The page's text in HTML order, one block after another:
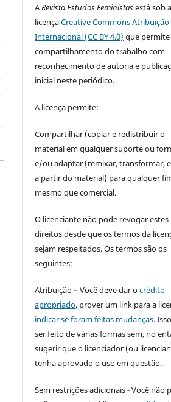
ARevista Estudos Feministasestá sob a
licençaCreative Commons Atribuição
Internacional (CC BY 4.0) que
compartilhamento do trabalho com
reconhecimento de autoria e
inicial neste periódico.
A licença permite:
Compartilhar (copiar e redistribuir o
material em qualquer suporte ou
e/ou adaptar (remixar, transformar,
a partir do material) para qualquer
mesmo que comercial.
O licenciante não pode revogar estes
direitos desde que os termos da
sejam respeitados. Os termos são os
seguintes:
Atribuição – Você deve dar ocrédito
apropriado, prover um link para a
indicar se foram feitas mudanças.
ser feito de várias formas sem, no
sugerir que o licenciador (ou
tenha aprovado o uso em questão.
Sem restrições adicionais - Você não